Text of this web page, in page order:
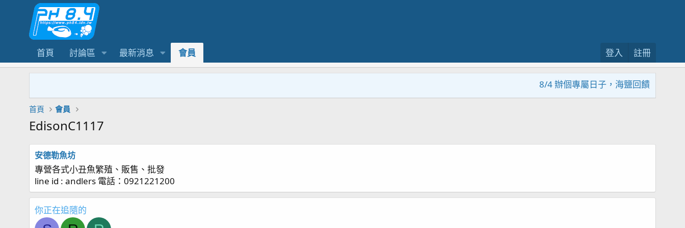
首頁 討論區 最新消息 會員 登入 註冊
8/4 辦個專屬日子，海鹽回饋活動，
首頁 會員
EdisonC1117
安德勒魚坊
專營各式小丑魚繁殖、販售、批發
line id : andlers 電話：0921221200
你正在追隨的